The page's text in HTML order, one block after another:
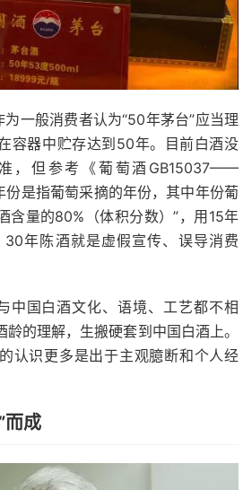
一般消费者认为“50年茅台”应当理
容器中贮存达到50年。目前白酒没
，但参考《葡萄酒GB15037——
是指葡萄采摘的年份，其中年份葡
含量的80%（体积分数）”，用15年
年陈酒就是虚假宣传、误导消费
中国白酒文化、语境、工艺都不相
的理解，生搬硬套到中国白酒上。
认识更多是出于主观臆断和个人经
而成